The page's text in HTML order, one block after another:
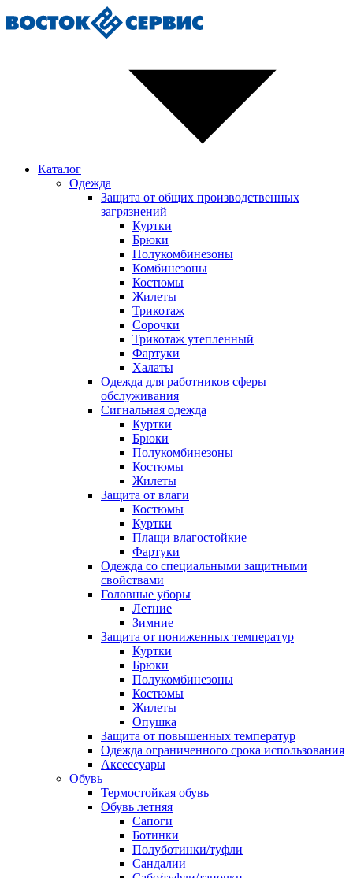
Каталог
Одежда
Защита от общих производственных
загрязнений
Куртки
Брюки
Полукомбинезоны
Комбинезоны
Костюмы
Жилеты
Трикотаж
Сорочки
Трикотаж утепленный
Фартуки
Халаты
Одежда для работников сферы
обслуживания
Сигнальная одежда
Куртки
Брюки
Полукомбинезоны
Костюмы
Жилеты
Защита от влаги
Костюмы
Куртки
Плащи влагостойкие
Фартуки
Одежда со специальными защитными
свойствами
Головные уборы
Летние
Зимние
Защита от пониженных температур
Куртки
Брюки
Полукомбинезоны
Костюмы
Жилеты
Опушка
Защита от повышенных температур
Одежда ограниченного срока использования
Аксессуары
Обувь
Термостойкая обувь
Обувь летняя
Сапоги
Ботинки
Полуботинки/туфли
Сандалии